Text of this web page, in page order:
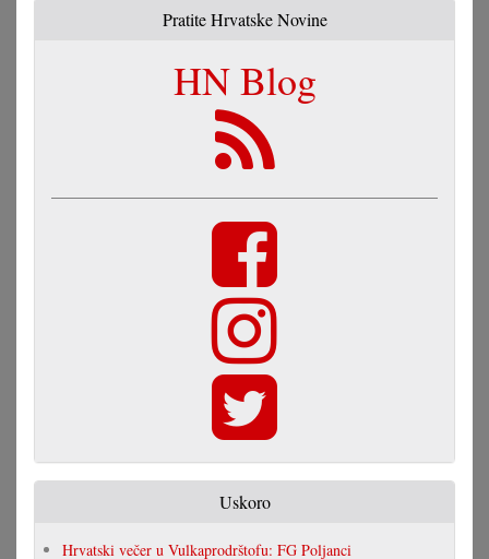
Pratite Hrvatske Novine
HN Blog
Uskoro
Hrvatski večer u Vulkaprodrštofu: FG Poljanci